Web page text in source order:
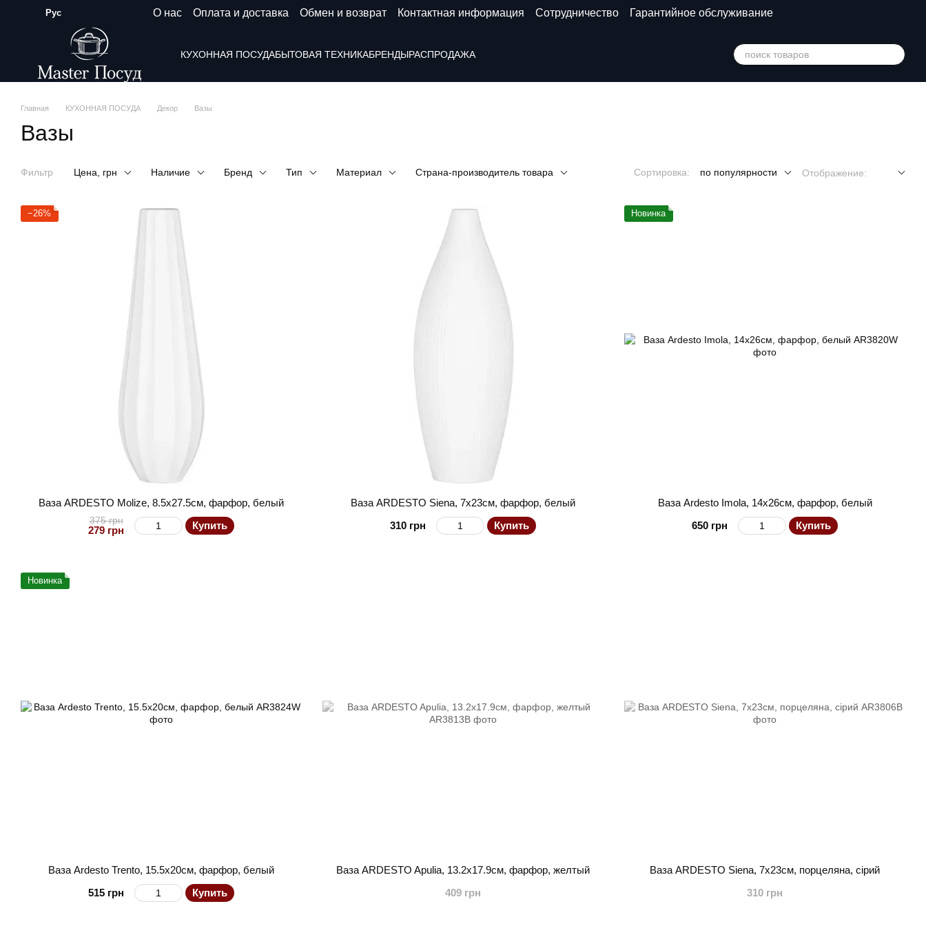
Перейти к основному контенту
Рус О нас Оплата и доставка Обмен и возврат Контактная информация Сотрудничество Гарантийное обслуживание
КУХОННАЯ ПОСУДАБЫТОВАЯ ТЕХНИКАБРЕНДЫРАСПРОДАЖА
Главная КУХОННАЯ ПОСУДА Декор Вазы
Вазы
Фильтр Цена, грн Наличие Бренд Тип Материал Страна-производитель товара Сортировка: по популярности Отображение:
−26%
Ваза ARDESTO Molize, 8.5х27.5см, фарфор, белый
375 грн
279 грн Купить
Ваза ARDESTO Siena, 7х23см, фарфор, белый
310 грн
Купить
Новинка
Ваза Ardesto Imola, 14х26см, фарфор, белый
650 грн
Купить
Новинка
Ваза Ardesto Trento, 15.5х20см, фарфор, белый
515 грн
Купить
Ваза ARDESTO Apulia, 13.2х17.9см, фарфор, желтый
409 грн
Ваза ARDESTO Siena, 7х23см, порцеляна, сірий
310 грн